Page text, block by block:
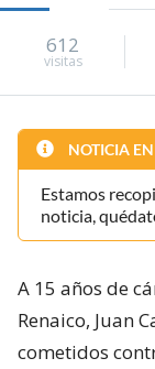
612
visitas
NOTICIA
Estamos
noticia,
A 15 años de
Renaico, Juan
cometidos